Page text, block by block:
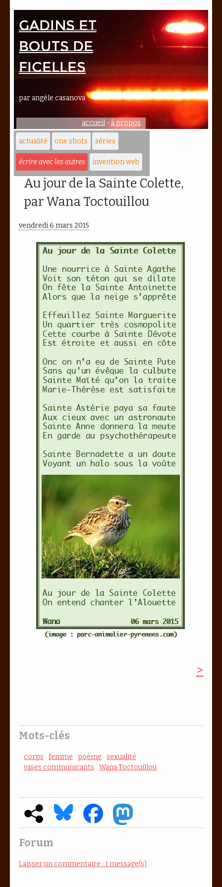
Gadins et
bouts de
ficelles
par angèle casanova
accueil-à propos
actualité one shots séries
écrire avec les autres invention web
Au jour de la Sainte Colette,
par Wana Toctouillou
vendredi 6 mars 2015
>
Mots-clés
corps femme poème
sexualité
vases communicants
Wana Toctouillou
Forum
Laisser un commentaire : 1 message(s)